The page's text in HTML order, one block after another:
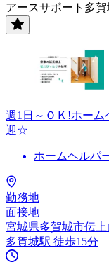
アースサポート多
週1日～ＯＫ!ホー
迎☆
ホームヘルパ
勤務地
面接地
宮城県多賀城市伝
多賀城駅 徒歩15分